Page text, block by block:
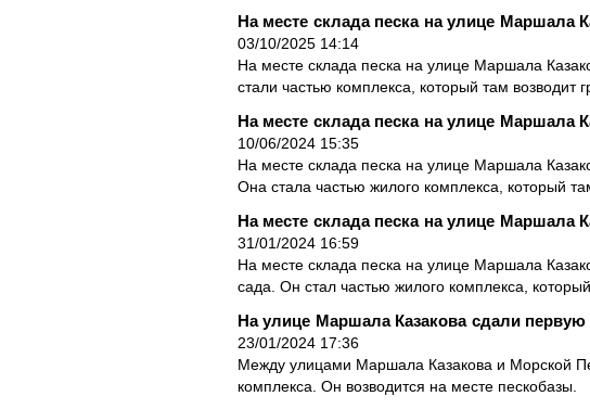
На месте склада песка на улице Маршала
03/10/2025 14:14
На месте склада песка на улице Маршала
стали частью комплекса, который там возводит
На месте склада песка на улице Маршала
10/06/2024 15:35
На месте склада песка на улице Маршала
Она стала частью жилого комплекса, который
На месте склада песка на улице Маршала
31/01/2024 16:59
На месте склада песка на улице Маршала
сада. Он стал частью жилого комплекса,
На улице Маршала Казакова сдали
23/01/2024 17:36
Между улицами Маршала Казакова и Морской
комплекса. Он возводится на месте пескобазы.